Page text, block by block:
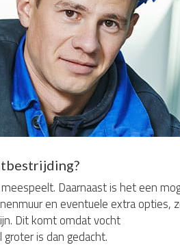
Daarnaast is het een
en eventuele extra opties,
Dit komt omdat vocht
is dan gedacht.